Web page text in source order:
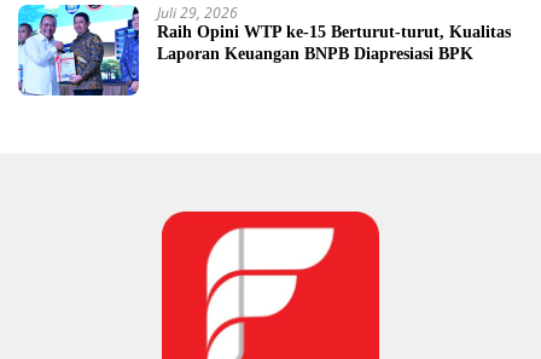
Juli 29, 2026
Raih Opini WTP ke-15 Berturut-turut, Kualitas
Laporan Keuangan BNPB Diapresiasi BPK